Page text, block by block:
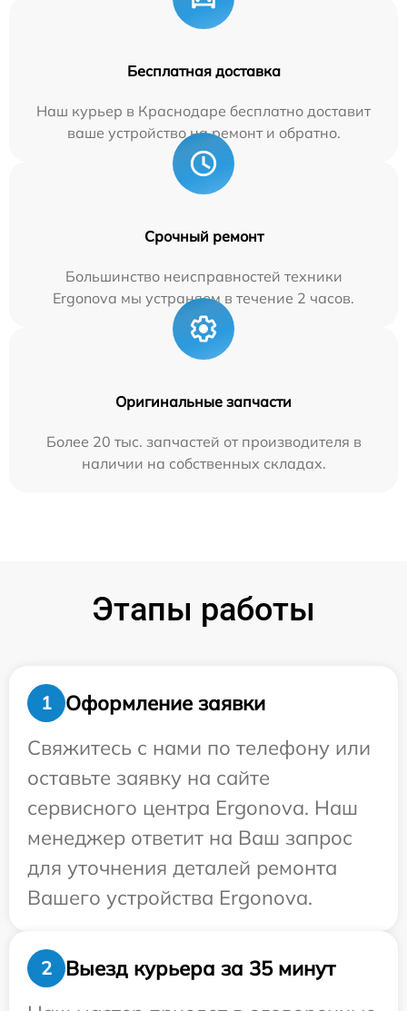
Бесплатная доставка
Наш курьер в Краснодаре бесплатно доставит
ваше устройство на ремонт и обратно.
Срочный ремонт
Большинство неисправностей техники
Ergonova мы устраняем в течение 2 часов.
Оригинальные запчасти
Более 20 тыс. запчастей от производителя в
наличии на собственных складах.
Этапы работы
1
Оформление заявки
Свяжитесь с нами по телефону или
оставьте заявку на сайте
сервисного центра Ergonova. Наш
менеджер ответит на Ваш запрос
для уточнения деталей ремонта
Вашего устройства Ergonova.
2
Выезд курьера за 35 минут